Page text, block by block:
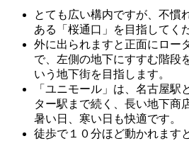
とても広い構内ですが、不慣
ある「桜通口」を目指してく
外に出られますと正面にロー
で、左側の地下にすすむ階段
いう地下街を目指します。
「ユニモール」は、名古屋駅
ター駅まで続く、長い地下商
暑い日、寒い日も快適です。
徒歩で１０分ほど動かれます